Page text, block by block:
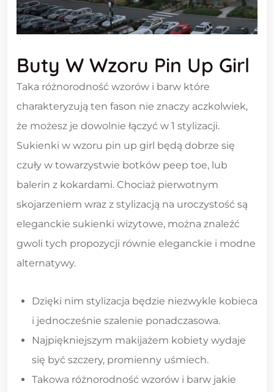
Buty W Wzoru Pin Up Girl
Taka różnorodność wzorów i barw które
charakteryzują ten fason nie znaczy aczkolwiek,
że możesz je dowolnie łączyć w 1 stylizacji.
Sukienki w wzoru pin up girl będą dobrze się
czuły w towarzystwie botków peep toe, lub
balerin z kokardami. Chociaż pierwotnym
skojarzeniem wraz z stylizacją na uroczystość są
eleganckie sukienki wizytowe, można znaleźć
gwoli tych propozycji równie eleganckie i modne
alternatywy.
Dzięki nim stylizacja będzie niezwykle kobieca
i jednocześnie szalenie ponadczasowa.
Najpiękniejszym makijażem kobiety wydaje
się być szczery, promienny uśmiech.
Takowa różnorodność wzorów i barw jakie